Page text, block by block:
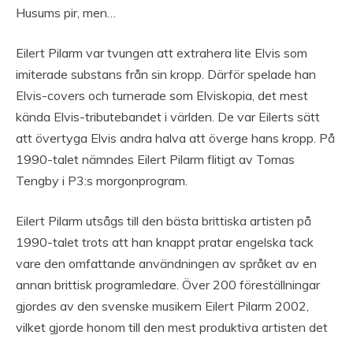
Husums pir, men…
Eilert Pilarm var tvungen att extrahera lite Elvis som
imiterade substans från sin kropp. Därför spelade han
Elvis-covers och turnerade som Elviskopia, det mest
kända Elvis-tributebandet i världen. De var Eilerts sätt
att övertyga Elvis andra halva att överge hans kropp. På
1990-talet nämndes Eilert Pilarm flitigt av Tomas
Tengby i P3:s morgonprogram.
Eilert Pilarm utsågs till den bästa brittiska artisten på
1990-talet trots att han knappt pratar engelska tack
vare den omfattande användningen av språket av en
annan brittisk programledare. Över 200 föreställningar
gjordes av den svenske musikern Eilert Pilarm 2002,
vilket gjorde honom till den mest produktiva artisten det